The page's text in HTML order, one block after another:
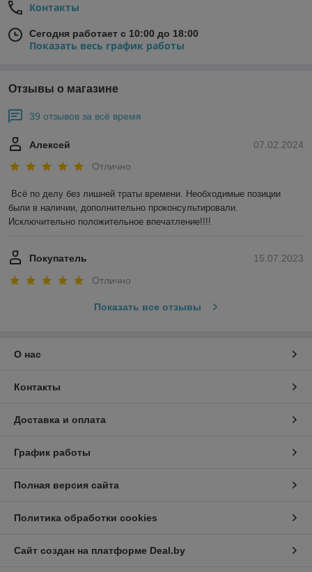
Контакты
Сегодня работает с 10:00 до 18:00
Показать весь график работы
Отзывы о магазине
39 отзывов за всё время
07.02.2024
Алексей
Отлично
Всё по делу без лишней траты времени. Необходимые позиции
были в наличии, дополнительно проконсультировали.
Исключительно положительное впечатление!!!!
15.07.2023
Покупатель
Отлично
Показать все отзывы
О нас
Контакты
Доставка и оплата
График работы
Полная версия сайта
Политика обработки cookies
Сайт создан на платформе Deal.by